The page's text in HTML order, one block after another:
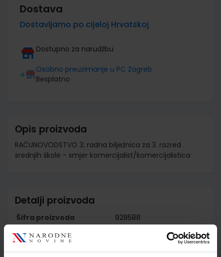
Dostava
Dostavljamo po cijeloj Hrvatskoj
Dostupno za narudžbu
Osobno preuzimanje u PC Zagreb
Besplatno
Opis proizvoda
RAČUNOVODSTVO 3; radna bilježnica za 3. razred
srednjih škole - smjer komercijalist/komercijalistica
Detalji proizvoda
Šifra proizvoda
928588
Nakladnik
ŠKOLSKA KNJIGA d.d.